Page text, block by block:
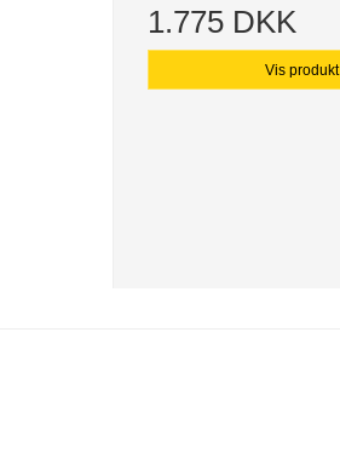
1.775 DKK
Vis produkt